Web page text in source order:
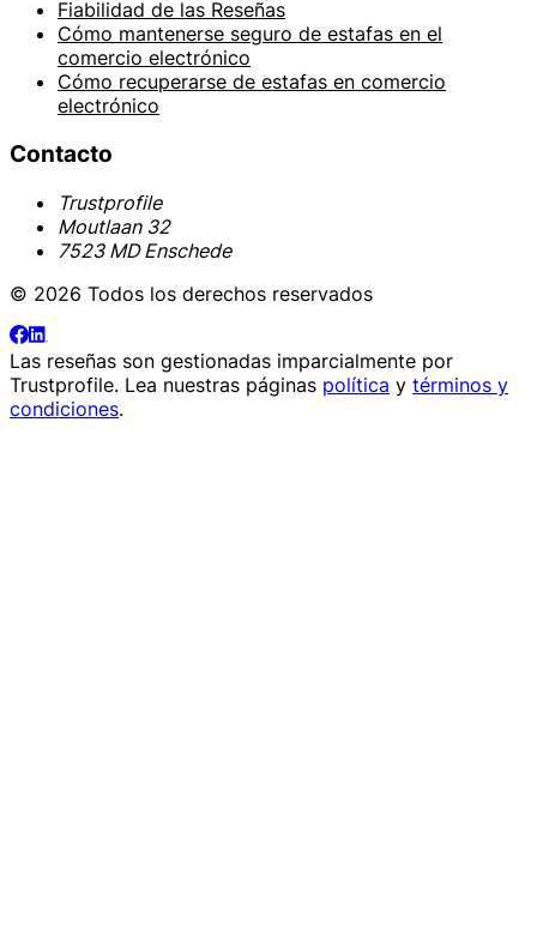
Fiabilidad de las Reseñas
Cómo mantenerse seguro de estafas en el
comercio electrónico
Cómo recuperarse de estafas en comercio
electrónico
Contacto
Trustprofile
Moutlaan 32
7523 MD Enschede
© 2026 Todos los derechos reservados
Las reseñas son gestionadas imparcialmente por
Trustprofile. Lea nuestras páginas política y términos y
condiciones.